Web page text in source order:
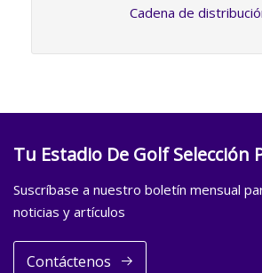
Cadena de
Tu Estadio De Golf Selección
Suscríbase a nuestro boletín mensual
noticias y artículos
Contáctenos